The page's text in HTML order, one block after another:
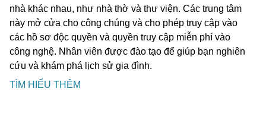
nhà khác nhau, như nhà thờ và thư viện. Các trung tâm
này mở cửa cho công chúng và cho phép truy cập vào
các hồ sơ độc quyền và quyền truy cập miễn phí vào
công nghệ. Nhân viên được đào tạo để giúp bạn nghiên
cứu và khám phá lịch sử gia đình.
TÌM HIỂU THÊM